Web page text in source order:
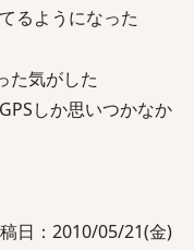
るようになった
た気がした
しか思いつかなか
日：2010/05/21(金)